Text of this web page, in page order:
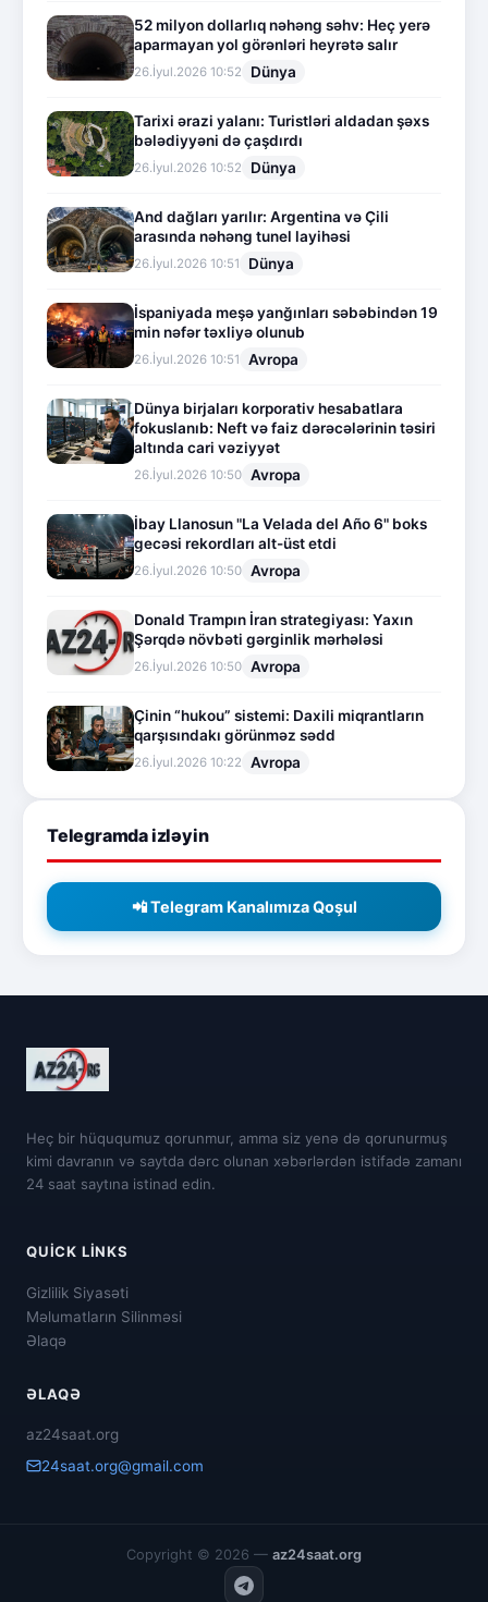
52 milyon dollarlıq nəhəng səhv: Heç yerə
aparmayan yol görənləri heyrətə salır
26.İyul.2026 10:52 Dünya
Tarixi ərazi yalanı: Turistləri aldadan şəxs
bələdiyyəni də çaşdırdı
26.İyul.2026 10:52 Dünya
And dağları yarılır: Argentina və Çili
arasında nəhəng tunel layihəsi
26.İyul.2026 10:51 Dünya
İspaniyada meşə yanğınları səbəbindən 19
min nəfər təxliyə olunub
26.İyul.2026 10:51 Avropa
Dünya birjaları korporativ hesabatlara
fokuslanıb: Neft və faiz dərəcələrinin təsiri
altında cari vəziyyət
26.İyul.2026 10:50 Avropa
İbay Llanosun "La Velada del Año 6" boks
gecəsi rekordları alt-üst etdi
26.İyul.2026 10:50 Avropa
Donald Trampın İran strategiyası: Yaxın
Şərqdə növbəti gərginlik mərhələsi
26.İyul.2026 10:50 Avropa
Çinin “hukou” sistemi: Daxili miqrantların
qarşısındakı görünməz sədd
26.İyul.2026 10:22 Avropa
Telegramda izləyin
📲 Telegram Kanalımıza Qoşul
Heç bir hüququmuz qorunmur, amma siz yenə də qorunurmuş
kimi davranın və saytda dərc olunan xəbərlərdən istifadə zamanı
24 saat saytına istinad edin.
QUICK LINKS
Gizlilik Siyasəti
Məlumatların Silinməsi
Əlaqə
ƏLAQƏ
az24saat.org
24saat.org@gmail.com
Copyright © 2026 — az24saat.org